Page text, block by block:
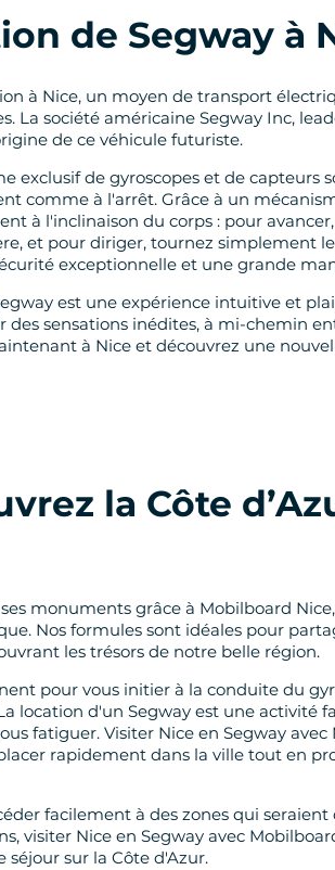
de Segway à
à Nice, un moyen de transport
La société américaine Segway Inc,
de ce véhicule futuriste.
exclusif de gyroscopes et de capteurs
comme à l'arrêt. Grâce à un
à l'inclinaison du corps : pour
et pour diriger, tournez simplement
exceptionnelle et une grande
est une expérience intuitive et
sensations inédites, à mi-chemin
à Nice et découvrez une
la Côte
monuments grâce à Mobilboard
Nos formules sont idéales pour
les trésors de notre belle région.
pour vous initier à la conduite du
location d'un Segway est une activité
fatiguer. Visiter Nice en Segway
rapidement dans la ville tout en
facilement à des zones qui
visiter Nice en Segway avec
sur la Côte d'Azur.